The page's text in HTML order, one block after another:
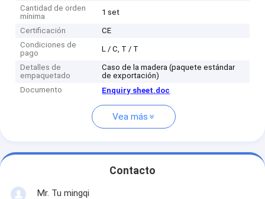
Cantidad de orden
mínima
1 set
Certificación
CE
Condiciones de
pago
L / C, T / T
Detalles de
empaquetado
Caso de la madera (paquete estándar
de exportación)
Documento
Enquiry sheet.doc
Vea más
Contacto
Mr. Tu mingqi